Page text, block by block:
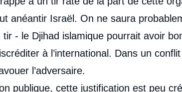
anéantir Israël. On ne saura
tir - le Djihad islamique pourrait avoir
à l’international. Dans un
l’adversaire.
publique, cette justification est peu